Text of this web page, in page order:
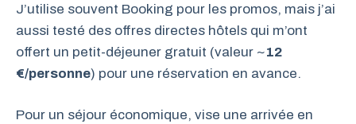
J’utilise souvent Booking pour les promos, mais j’ai
aussi testé des offres directes hôtels qui m’ont
offert un petit-déjeuner gratuit (valeur ~12
€/personne) pour une réservation en avance.
Pour un séjour économique, vise une arrivée en